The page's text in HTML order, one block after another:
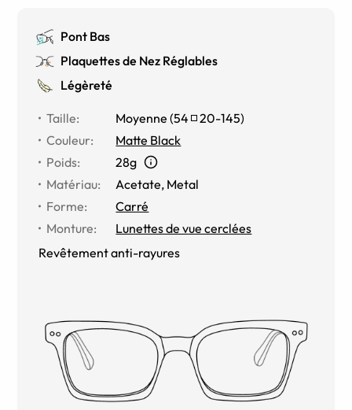
Pont Bas
Plaquettes de Nez Réglables
Légèreté
Taille: Moyenne (54 20-145)
Couleur:
Matte Black
Poids:
28g
Matériau:
Acetate, Metal
Forme:
Carré
Monture:
Lunettes de vue cerclées
Revêtement anti-rayures